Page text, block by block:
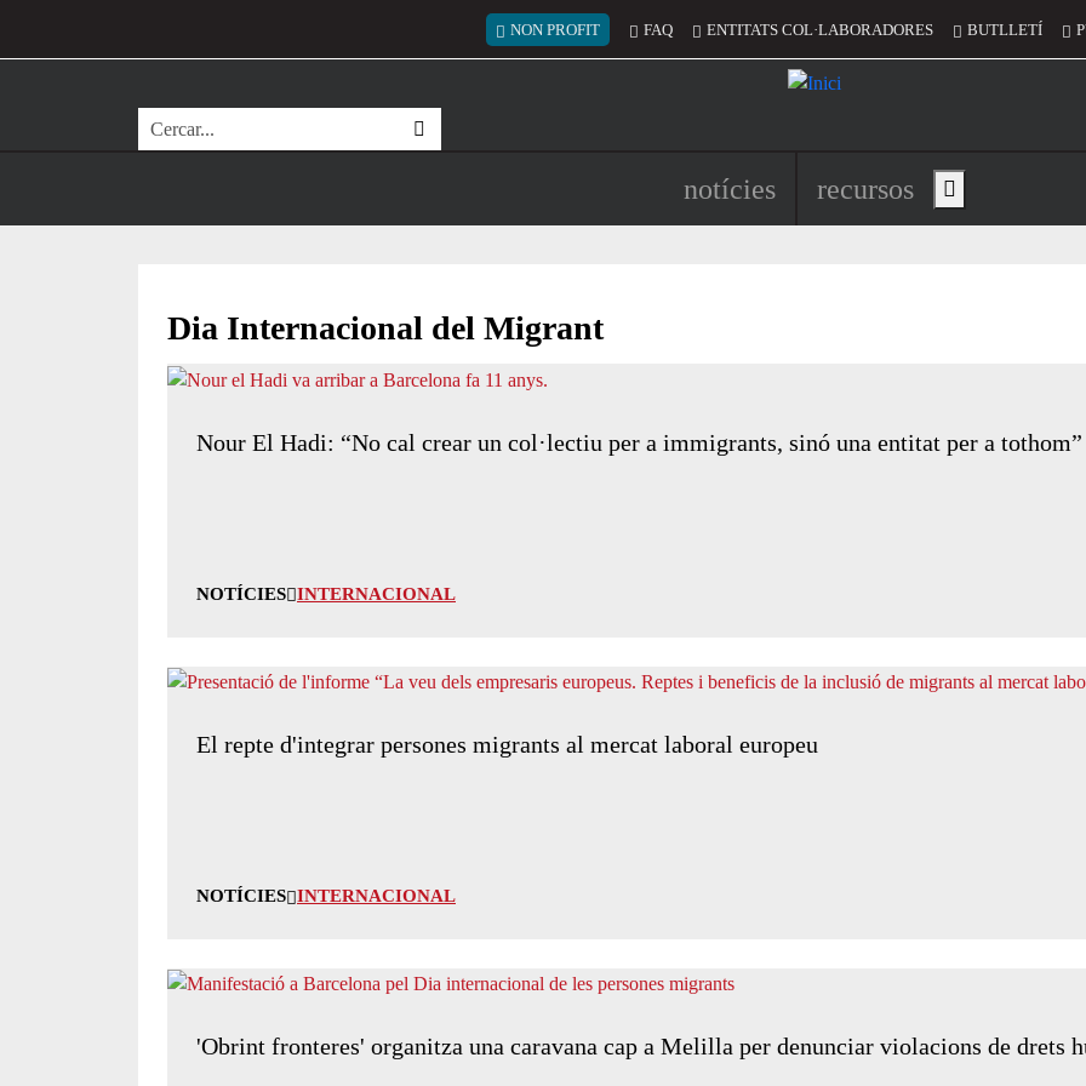
Menú del compte d'usuari
NON PROFIT FAQ ENTITATS COL·LABORADORES BUTLLETÍ
Cerca
Navegació principal de
notícies recursos Show main menu
Dia Internacional del Migrant
Nour El Hadi: “No cal crear un col·lectiu per a immigrants, sinó una entitat per a tothom”
NOTÍCIES INTERNACIONAL
El repte d'integrar persones migrants al mercat laboral europeu
NOTÍCIES INTERNACIONAL
'Obrint fronteres' organitza una caravana cap a Melilla per denunciar violacions de drets